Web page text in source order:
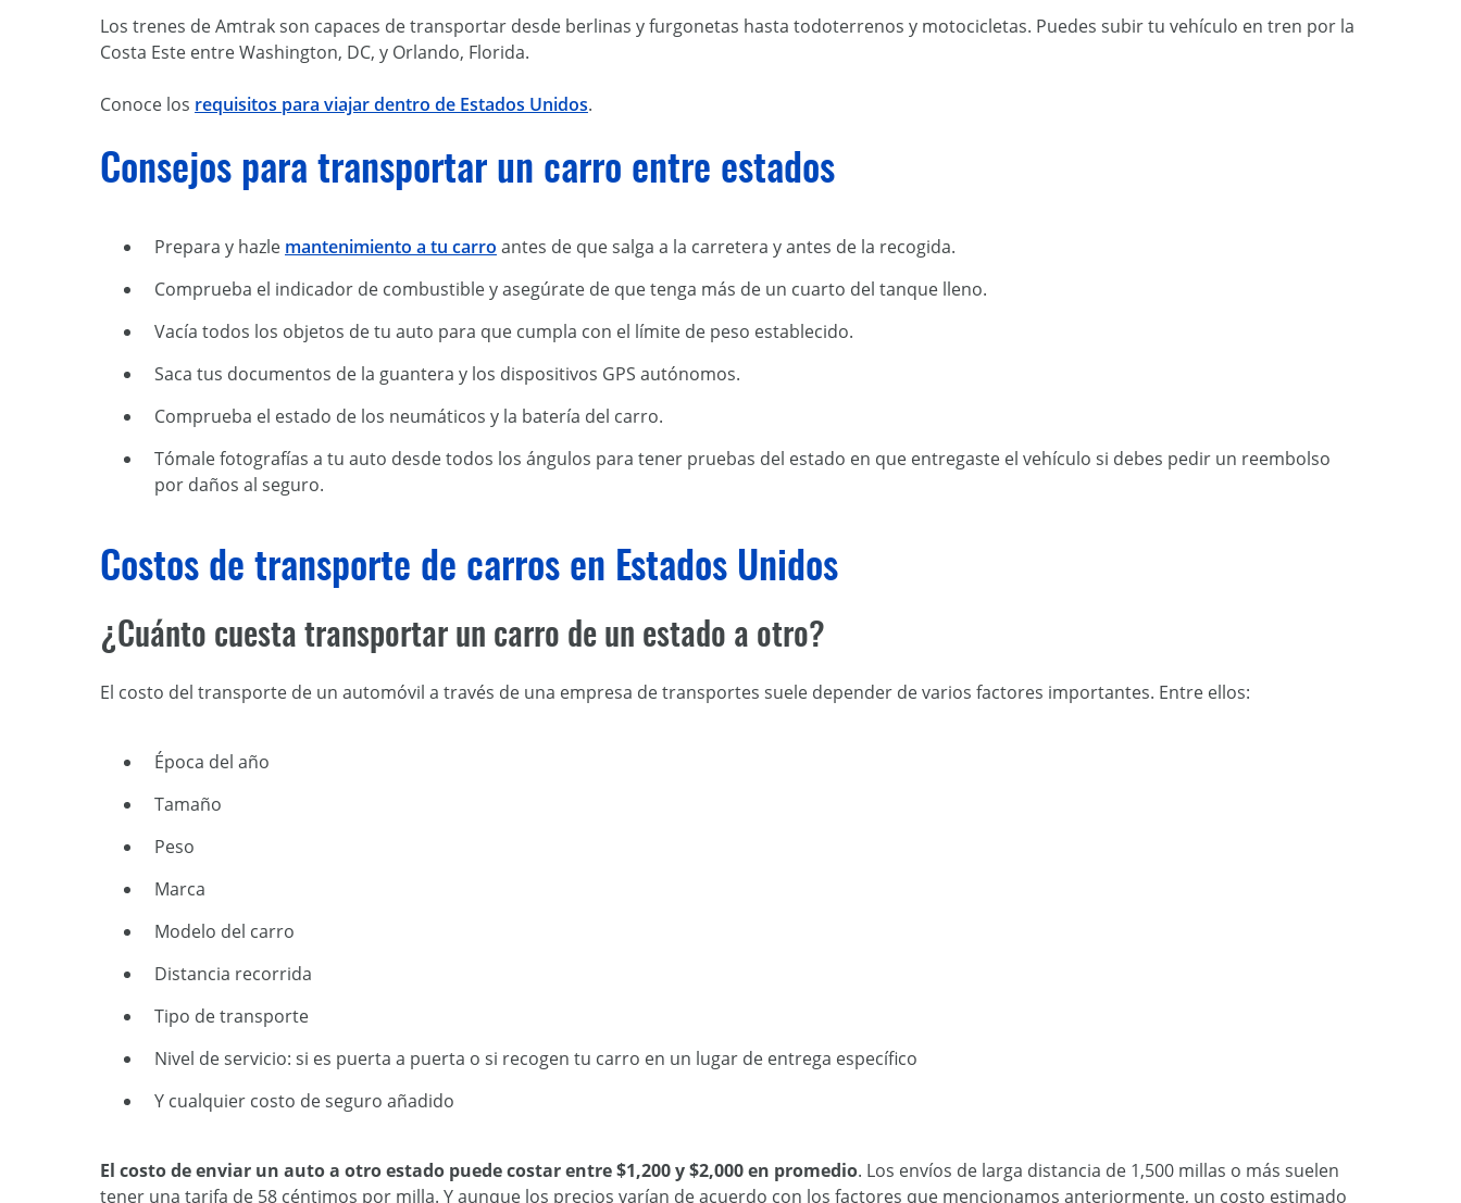
Los trenes de Amtrak son capaces de transportar desde berlinas y furgonetas hasta todoterrenos y motocicletas. Puedes subir tu vehículo en tren por la
Costa Este entre Washington, DC, y Orlando, Florida.
Conoce los requisitos para viajar dentro de Estados Unidos.
Consejos para transportar un carro entre estados
Prepara y hazle mantenimiento a tu carro antes de que salga a la carretera y antes de la recogida.
Comprueba el indicador de combustible y asegúrate de que tenga más de un cuarto del tanque lleno.
Vacía todos los objetos de tu auto para que cumpla con el límite de peso establecido.
Saca tus documentos de la guantera y los dispositivos GPS autónomos.
Comprueba el estado de los neumáticos y la batería del carro.
Tómale fotografías a tu auto desde todos los ángulos para tener pruebas del estado en que entregaste el vehículo si debes pedir un reembolso
por daños al seguro.
Costos de transporte de carros en Estados Unidos
¿Cuánto cuesta transportar un carro de un estado a otro?
El costo del transporte de un automóvil a través de una empresa de transportes suele depender de varios factores importantes. Entre ellos:
Época del año
Tamaño
Peso
Marca
Modelo del carro
Distancia recorrida
Tipo de transporte
Nivel de servicio: si es puerta a puerta o si recogen tu carro en un lugar de entrega específico
Y cualquier costo de seguro añadido
El costo de enviar un auto a otro estado puede costar entre $1,200 y $2,000 en promedio. Los envíos de larga distancia de 1,500 millas o más suelen
tener una tarifa de 58 céntimos por milla. Y aunque los precios varían de acuerdo con los factores que mencionamos anteriormente, un costo estimado